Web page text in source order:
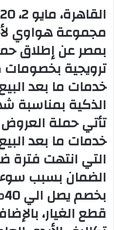
مجموعة هواوي
بمصر عن إطلاق
ترويجية
خدمات ما بعد
الذكية بمناسبة
تأتي حملة
خدمات ما بعد
التي انتهت فترة
الضمان بسبب سوء
قطع الغيار،